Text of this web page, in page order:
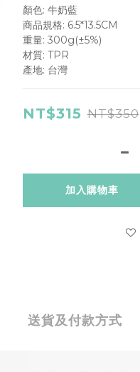
顏色: 牛奶藍
商品規格: 6.5*13.5CM
重量: 300g(±5%)
材質: TPR
產地: 台灣
NT$315 NT$350
加入購物車
送貨及付款方式